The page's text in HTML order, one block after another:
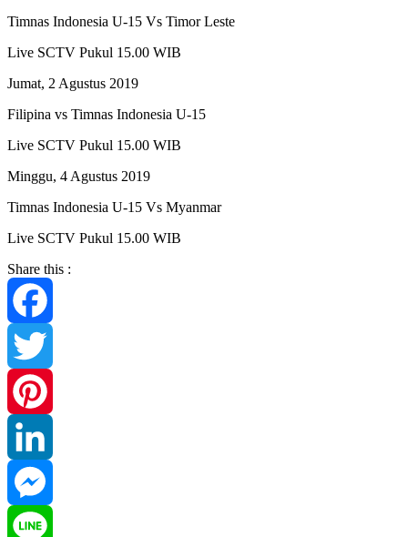
Timnas Indonesia U-15 Vs Timor Leste
Live SCTV Pukul 15.00 WIB
Jumat, 2 Agustus 2019
Filipina vs Timnas Indonesia U-15
Live SCTV Pukul 15.00 WIB
Minggu, 4 Agustus 2019
Timnas Indonesia U-15 Vs Myanmar
Live SCTV Pukul 15.00 WIB
Share this :
Facebook
Twitter
Pinterest
LinkedIn
Messenger